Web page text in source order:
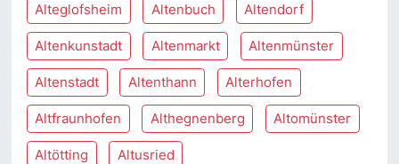
Alteglofsheim Altenbuch Altendorf
Altenkunstadt Altenmarkt Altenmünster
Altenstadt Altenthann Alterhofen
Altfraunhofen Althegnenberg Altomünster
Altötting Altusried